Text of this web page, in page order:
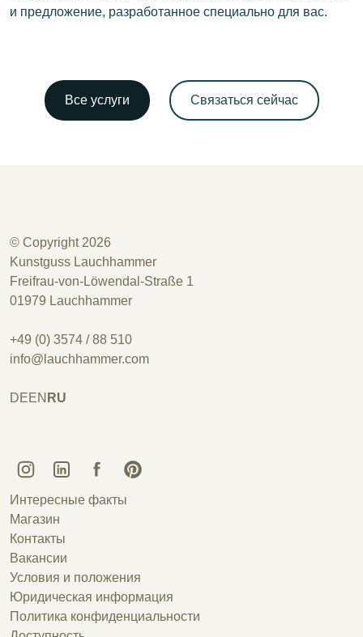
и предложение, разработанное специально для вас.
Все услуги Связаться сейчас
© Copyright 2026
Kunstguss Lauchhammer
Freifrau-von-Löwendal-Straße 1
01979 Lauchhammer
+49 (0) 3574 / 88 510
info@lauchhammer.com
DEEN RU
Kunstguss Lauchhammer @ Instagram
Kunstguss Lauchhammer @ LinkedIn
Kunstguss Lauchhammer @ Facebook
Kunstguss Lauchhammer @ Pinterest
Интересные факты
Магазин
Контакты
Вакансии
Условия и положения
Юридическая информация
Политика конфиденциальности